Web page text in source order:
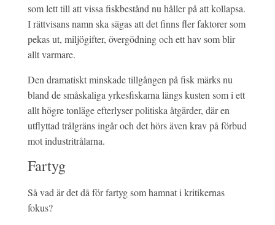
som lett till att vissa fiskbestånd nu håller på att kollapsa.
I rättvisans namn ska sägas att det finns fler faktorer som
pekas ut, miljögifter, övergödning och ett hav som blir
allt varmare.
Den dramatiskt minskade tillgången på fisk märks nu
bland de småskaliga yrkesfiskarna längs kusten som i ett
allt högre tonläge efterlyser politiska åtgärder, där en
utflyttad trålgräns ingår och det hörs även krav på förbud
mot industritrålarna.
Fartyg
Så vad är det då för fartyg som hamnat i kritikernas
fokus?